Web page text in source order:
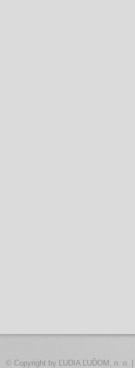
© Copyright by ĽUDIA ĽUĎOM, n. o.